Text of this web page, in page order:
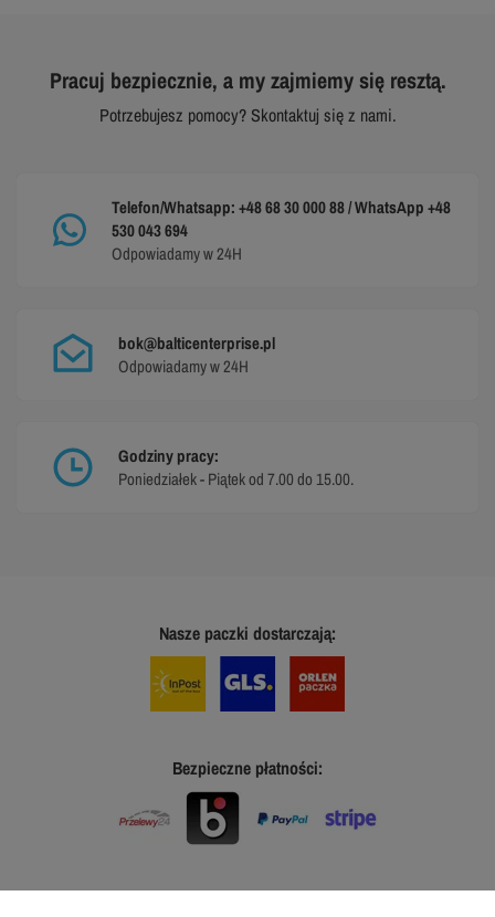
Pracuj bezpiecznie, a my zajmiemy się resztą.
Potrzebujesz pomocy? Skontaktuj się z nami.
Telefon/Whatsapp: +48 68 30 000 88 / WhatsApp +48
530 043 694
Odpowiadamy w 24H
bok@balticenterprise.pl
Odpowiadamy w 24H
Godziny pracy:
Poniedziałek - Piątek od 7.00 do 15.00.
Nasze paczki dostarczają:
Bezpieczne płatności: